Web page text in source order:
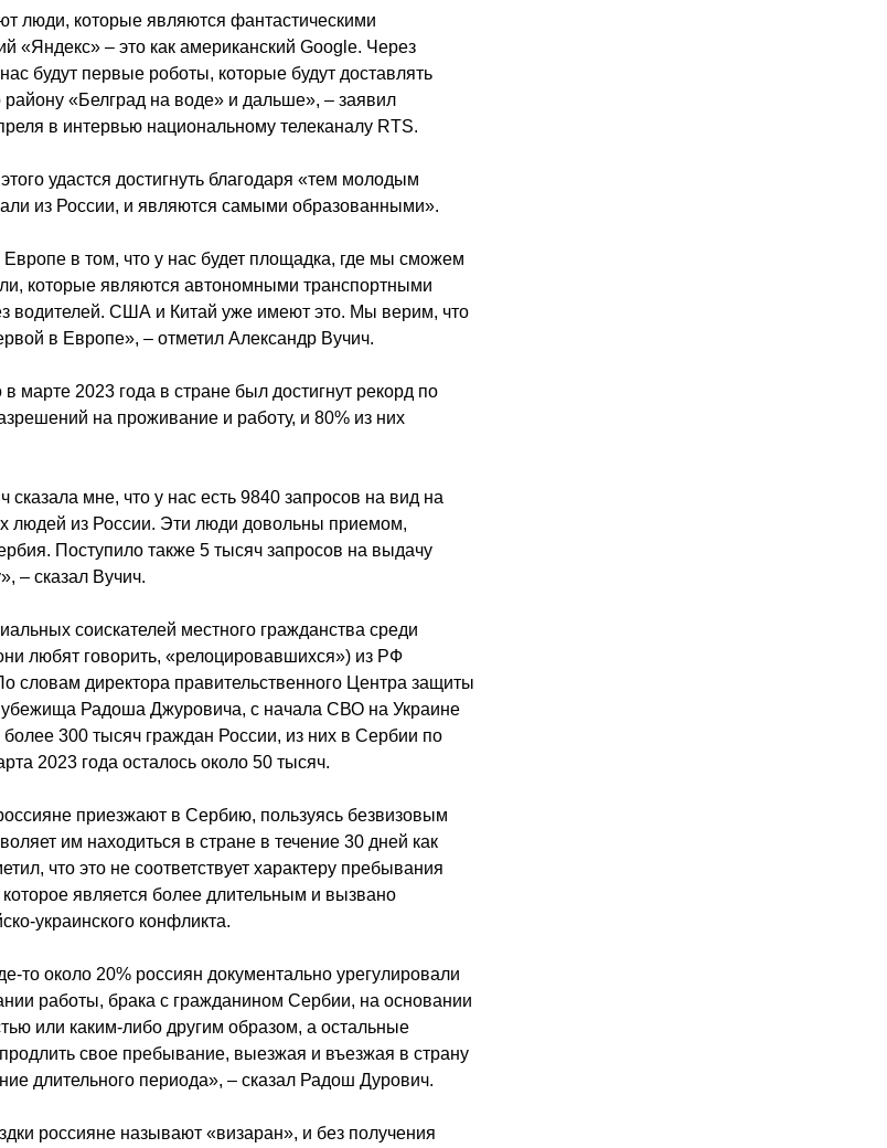
люди, которые являются фантастическими
«Яндекс» – это как американский Google. Через
будут первые роботы, которые будут доставлять
«Белград на воде» и дальше», – заявил
в интервью национальному телеканалу RTS.
удастся достигнуть благодаря «тем молодым
из России, и являются самыми образованными».
в том, что у нас будет площадка, где мы сможем
которые являются автономными транспортными
водителей. США и Китай уже имеют это. Мы верим, что
в Европе», – отметил Александр Вучич.
марте 2023 года в стране был достигнут рекорд по
на проживание и работу, и 80% из них
мне, что у нас есть 9840 запросов на вид на
людей из России. Эти люди довольны приемом,
Поступило также 5 тысяч запросов на выдачу
– сказал Вучич.
соискателей местного гражданства среди
любят говорить, «релоцировавшихся») из РФ
словам директора правительственного Центра защиты
Радоша Джуровича, с начала СВО на Украине
300 тысяч граждан России, из них в Сербии по
2023 года осталось около 50 тысяч.
приезжают в Сербию, пользуясь безвизовым
им находиться в стране в течение 30 дней как
что это не соответствует характеру пребывания
является более длительным и вызвано
украинского конфликта.
то около 20% россиян документально урегулировали
работы, брака с гражданином Сербии, на основании
или каким-либо другим образом, а остальные
свое пребывание, выезжая и въезжая в страну
длительного периода», – сказал Радош Дурович.
россияне называют «визаран», и без получения